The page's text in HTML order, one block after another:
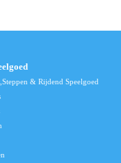
& Rijdend Speelgoed